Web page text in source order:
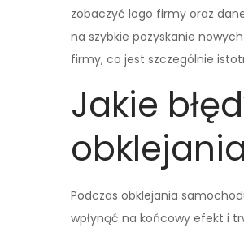
zobaczyć logo firmy oraz
na szybkie pozyskanie
firmy, co jest szczególnie
Jakie
Podczas obklejania
wpłynąć na końcowy efekt i